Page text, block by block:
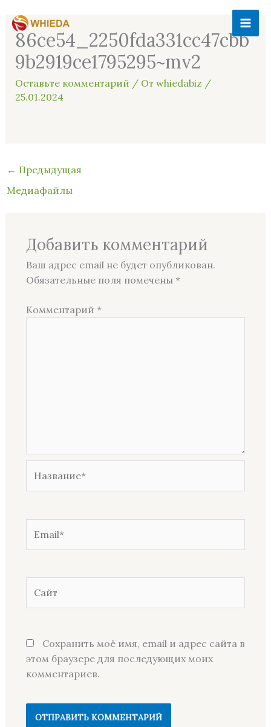
содержимому
86ce54_2250fda331cc47cbb
9b2919ce1795295~mv2
Оставьте комментарий / От whiedabiz /
25.01.2024
← Предыдущая
Медиафайлы
Добавить комментарий
Ваш адрес email не будет опубликован.
Обязательные поля помечены *
Комментарий *
Сохранить моё имя, email и адрес сайта в
этом браузере для последующих моих
комментариев.